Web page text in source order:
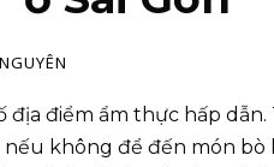
địa điểm ẩm thực hấp
không để đến món